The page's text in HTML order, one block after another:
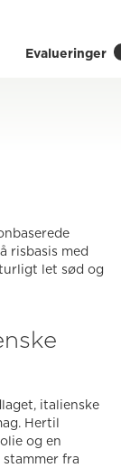
Evalueringer
risbasis med
let sød og
italienske
Hertil
og en
stammer fra